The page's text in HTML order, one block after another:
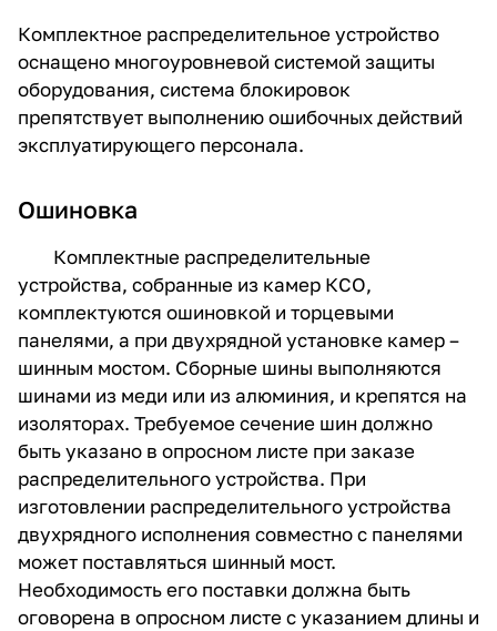
Комплектное распределительное устройство
оснащено многоуровневой системой защиты
оборудования, система блокировок
препятствует выполнению ошибочных действий
эксплуатирующего персонала.
Ошиновка
Комплектные распределительные
устройства, собранные из камер КСО,
комплектуются ошиновкой и торцевыми
панелями, а при двухрядной установке камер –
шинным мостом. Сборные шины выполняются
шинами из меди или из алюминия, и крепятся на
изоляторах. Требуемое сечение шин должно
быть указано в опросном листе при заказе
распределительного устройства. При
изготовлении распределительного устройства
двухрядного исполнения совместно с панелями
может поставляться шинный мост.
Необходимость его поставки должна быть
оговорена в опросном листе с указанием длины и